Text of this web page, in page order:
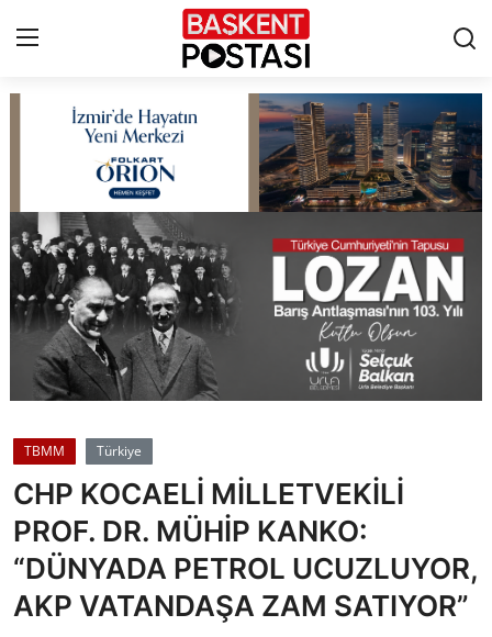
Çerez Politikası
Künye
Ankara
TBMM
Cumhurbaşkanlığı
Bakanlıklar
Siyasi Partiler
TBMM Türkiye
CHP KOCAELİ MİLLETVEKİLİ
PROF. DR. MÜHİP KANKO:
“DÜNYADA PETROL UCUZLUYOR,
AKP VATANDAŞA ZAM SATIYOR”